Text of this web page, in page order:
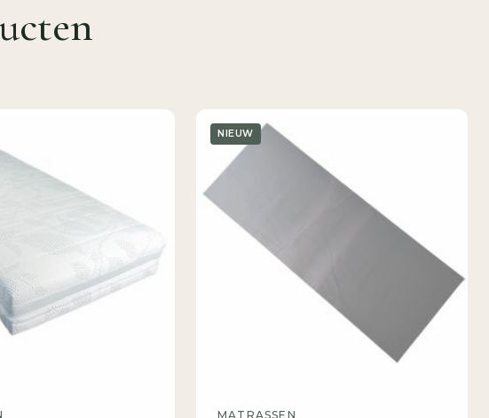
NIEUW
MATRASSEN